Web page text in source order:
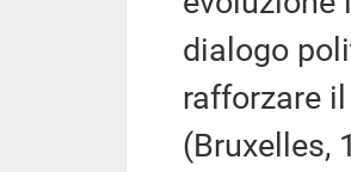
dialogo
rafforzare
(Bruxelles,